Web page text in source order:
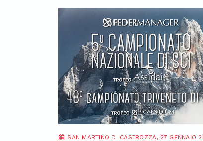
SAN MARTINO DI CASTROZZA, 27 GENNAIO